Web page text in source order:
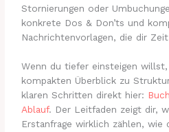
Stornierungen oder
konkrete Dos & Don’ts und
Nachrichtenvorlagen, die dir
Wenn du tiefer einsteigen
kompakten Überblick zu
klaren Schritten direkt hier:
Ablauf. Der Leitfaden zeigt dir,
Erstanfrage wirklich zählen, wie